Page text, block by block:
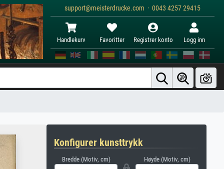
support@meisterdrucke.com · 0043 4257 29415
Handlekurv Favoritter Registrer konto Logg inn
Konfigurer kunsttrykk
Bredde (Motiv, cm) Høyde (Motiv, cm)